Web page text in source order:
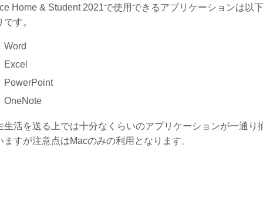
Home & Student 2021で使用できるアプリケーションは以
です。
Word
Excel
PowerPoint
OneNote
生活を送る上では十分なくらいのアプリケーションが一通り
ますが注意点はMacのみの利用となります。